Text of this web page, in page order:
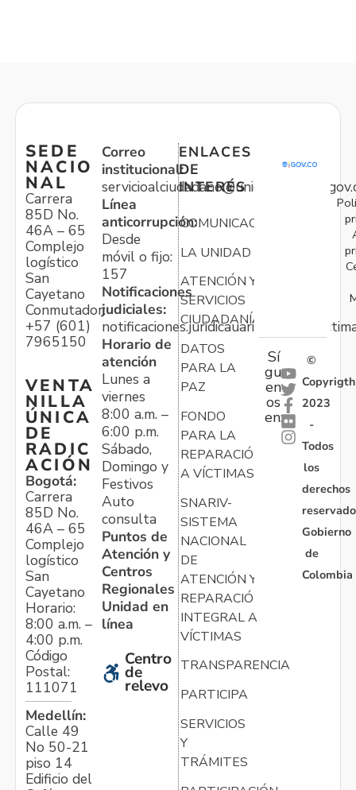
SEDE
NACIO
NAL
Carrera
85D No.
46A – 65
Complejo
logístico
San
Cayetano
Conmutador:
+57 (601)
7965150
VENTA
NILLA
ÚNICA
DE
RADIC
ACIÓN
Bogotá:
Carrera
85D No.
46A – 65
Complejo
logístico
San
Cayetano
Horario:
8:00 a.m. –
4:00 p.m.
Código
Postal:
111071
Medellín:
Calle 49
No 50-21
piso 14
Edificio del
Correo
institucional:
Línea
anticorrupción:
Desde
móvil o fijo:
157
Notificaciones
judiciales:
Horario de
atención
Lunes a
viernes
8:00 a.m. –
6:00 p.m.
Sábado,
Domingo y
Festivos
Auto
consulta
Puntos de
Atención y
Centros
Regionales
Unidad en
línea
Centro
de
relevo
ENLACES
DE
INTERÉS
COMUNICACIONES
LA UNIDAD
ATENCIÓN Y
SERVICIOS
CIUDADANÍA
DATOS
PARA LA
PAZ
FONDO
PARA LA
REPARACIÓN
A VÍCTIMAS
SNARIV-
SISTEMA
NACIONAL
DE
ATENCIÓN Y
REPARACIÓN
INTEGRAL A
VÍCTIMAS
TRANSPARENCIA
PARTICIPA
SERVICIOS
Y
TRÁMITES
Sí
gu
en
os
en:
©
Copyrigth
2023
-
Todos
los
derechos
Gobierno
de
Colombia